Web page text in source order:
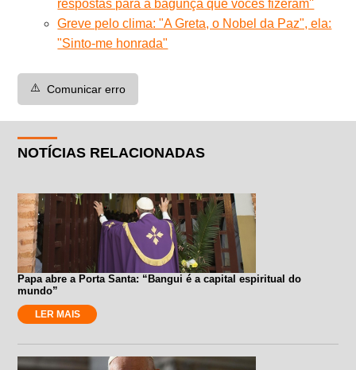
respostas para a bagunça que vocês fizeram''
Greve pelo clima: "A Greta, o Nobel da Paz", ela:
"Sinto-me honrada"
⚠️ Comunicar erro
NOTÍCIAS RELACIONADAS
Papa abre a Porta Santa: “Bangui é a capital espiritual do
mundo”
LER MAIS